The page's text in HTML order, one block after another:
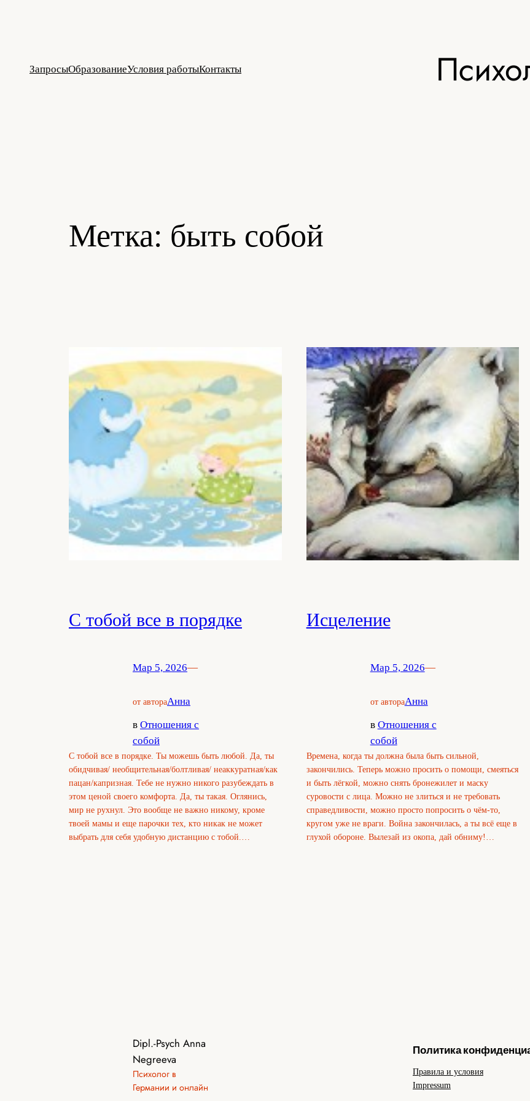
ЗапросыОбразованиеУсловия работыКонтакты
Метка: быть собой
С тобой все в порядке
Мар 5, 2026—
от автораАнна
в Отношения с
собой
С тобой все в порядке. Ты можешь быть любой. Да, ты
обидчивая/ необщительная/болтливая/ неаккуратная/как
пацан/капризная. Тебе не нужно никого разубеждать в
этом ценой своего комфорта. Да, ты такая. Оглянись,
мир не рухнул. Это вообще не важно никому, кроме
твоей мамы и еще парочки тех, кто никак не может
выбрать для себя удобную дистанцию с тобой.…
Исцеление
Мар 5, 2026—
от автораАнна
в Отношения с
собой
Времена, когда ты должна была быть сильной,
закончились. Теперь можно просить о помощи, смеяться
и быть лёгкой, можно снять бронежилет и маску
суровости с лица. Можно не злиться и не требовать
справедливости, можно просто попросить о чём-то,
кругом уже не враги. Война закончилась, а ты всё еще в
глухой обороне. Вылезай из окопа, дай обниму!…
Dipl.-Psych Anna
Negreeva
Психолог в
Германии и онлайн
Политика
Правила и условия
Impressum